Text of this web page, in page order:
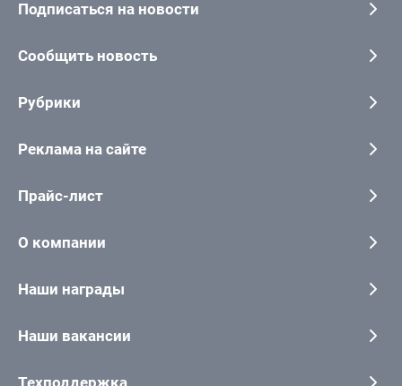
Подписаться на новости
Сообщить новость
Рубрики
Реклама на сайте
Прайс-лист
О компании
Наши награды
Наши вакансии
Техподдержка